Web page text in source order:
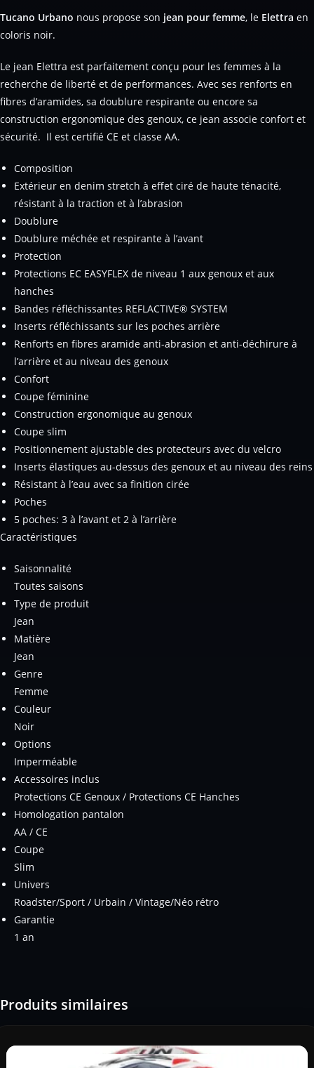
Tucano Urbano nous propose son jean pour femme, le Elettra en
coloris noir.
Le jean Elettra est parfaitement conçu pour les femmes à la
recherche de liberté et de performances. Avec ses renforts en
fibres d’aramides, sa doublure respirante ou encore sa
construction ergonomique des genoux, ce jean associe confort et
sécurité. Il est certifié CE et classe AA.
Composition
Extérieur en denim stretch à effet ciré de haute ténacité,
résistant à la traction et à l’abrasion
Doublure
Doublure méchée et respirante à l’avant
Protection
Protections EC EASYFLEX de niveau 1 aux genoux et aux
hanches
Bandes réfléchissantes REFLACTIVE® SYSTEM
Inserts réfléchissants sur les poches arrière
Renforts en fibres aramide anti-abrasion et anti-déchirure à
l’arrière et au niveau des genoux
Confort
Coupe féminine
Construction ergonomique au genoux
Coupe slim
Positionnement ajustable des protecteurs avec du velcro
Inserts élastiques au-dessus des genoux et au niveau des reins
Résistant à l’eau avec sa finition cirée
Poches
5 poches: 3 à l’avant et 2 à l’arrière
Caractéristiques
Saisonnalité
Toutes saisons
Type de produit
Jean
Matière
Jean
Genre
Femme
Couleur
Noir
Options
Imperméable
Accessoires inclus
Protections CE Genoux / Protections CE Hanches
Homologation pantalon
AA / CE
Coupe
Slim
Univers
Roadster/Sport / Urbain / Vintage/Néo rétro
Garantie
1 an
Produits similaires